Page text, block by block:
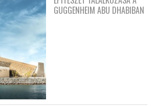
GUGGENHEIM ABU DHABIBAN